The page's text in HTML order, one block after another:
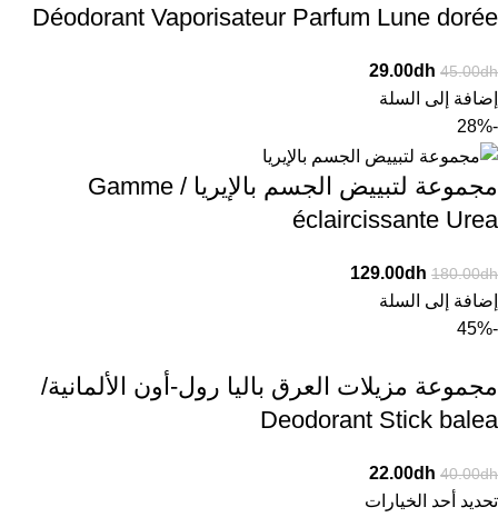
Déodorant Vaporisateur Parfum Lune dorée
45.00dh
29.00dh
إضافة إلى السلة
-28%
مجموعة لتبييض الجسم بالإيريا / Gamme
éclaircissante Urea
180.00dh
129.00dh
إضافة إلى السلة
-45%
مجموعة مزيلات العرق باليا رول-أون الألمانية/
Deodorant Stick balea
40.00dh
22.00dh
تحديد أحد الخيارات